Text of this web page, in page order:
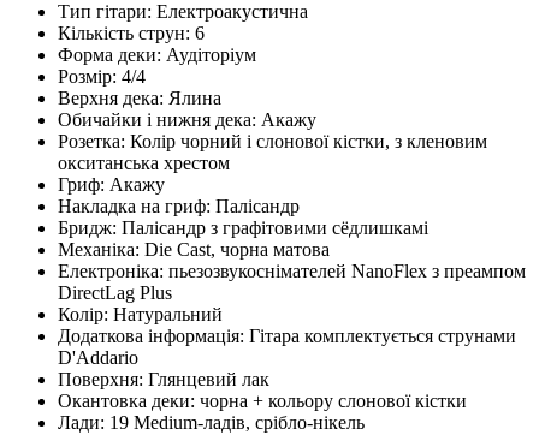
Тип гітари: Електроакустична
Кількість струн: 6
Форма деки: Аудіторіум
Розмір: 4/4
Верхня дека: Ялина
Обичайки і нижня дека: Акажу
Розетка: Колір чорний і слонової кістки, з кленовим
окситанська хрестом
Гриф: Акажу
Накладка на гриф: Палісандр
Бридж: Палісандр з графітовими сёдлишкамі
Механіка: Die Cast, чорна матова
Електроніка: пьезозвукоснімателей NanoFlex з преампом
DirectLag Plus
Колір: Натуральний
Додаткова інформація: Гітара комплектується струнами
D'Addario
Поверхня: Глянцевий лак
Окантовка деки: чорна + кольору слонової кістки
Лади: 19 Medium-ладів, срібло-нікель